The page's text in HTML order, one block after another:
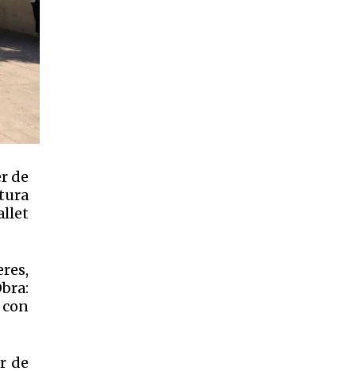
de
de